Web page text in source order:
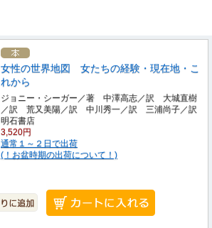
女性の世界地図 女たちの経験・現在地・こ
れから
ジョニー・シーガー／著 中澤高志／訳 大城直樹
／訳 荒又美陽／訳 中川秀一／訳 三浦尚子／訳
明石書店
3,520円
通常１～２日で出荷
(！お盆時期の出荷について！)